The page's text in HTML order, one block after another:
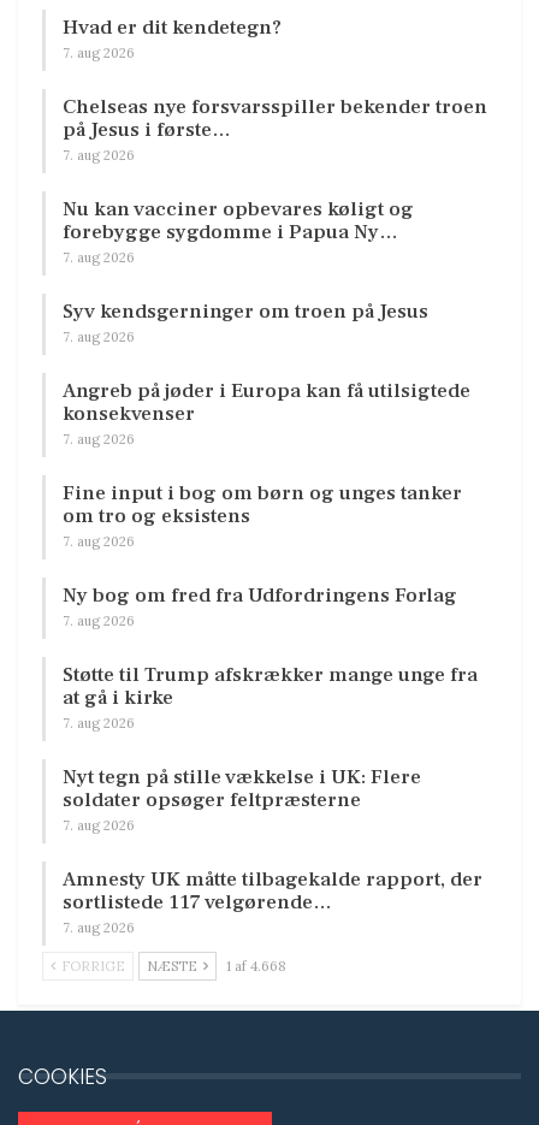
Hvad er dit kendetegn?
7. aug 2026
Chelseas nye forsvarsspiller bekender troen
på Jesus i første…
7. aug 2026
Nu kan vacciner opbevares køligt og
forebygge sygdomme i Papua Ny…
7. aug 2026
Syv kendsgerninger om troen på Jesus
7. aug 2026
Angreb på jøder i Europa kan få utilsigtede
konsekvenser
7. aug 2026
Fine input i bog om børn og unges tanker
om tro og eksistens
7. aug 2026
Ny bog om fred fra Udfordringens Forlag
7. aug 2026
Støtte til Trump afskrækker mange unge fra
at gå i kirke
7. aug 2026
Nyt tegn på stille vækkelse i UK: Flere
soldater opsøger feltpræsterne
7. aug 2026
Amnesty UK måtte tilbagekalde rapport, der
sortlistede 117 velgørende…
7. aug 2026
FORRIGE NÆSTE 1 af 4.668
COOKIES